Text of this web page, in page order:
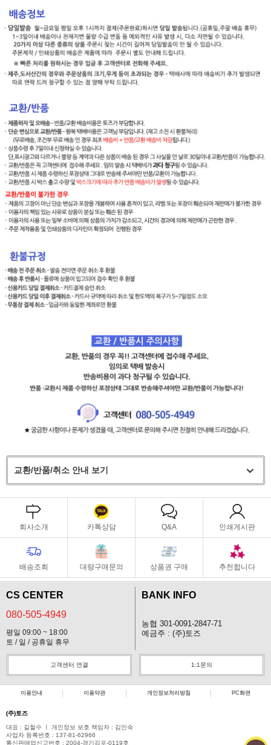
교환/반품/취소 안내 보기
회사소개 카톡상담 Q&A 인쇄게시판
배송조회 대량구매문의 상품권 구매 추천합니다
CS CENTER
080-505-4949
평일 09:00 ~ 18:00
토 / 일 / 공휴일 휴무
BANK INFO
농협 301-0091-2847-71
예금주 : (주)토즈
고객센터 연결 1:1문의
이용안내 이용약관 개인정보처리방침 PC화면
(주)토즈
대표 : 길철수 ㅣ 개인정보 보호 책임자 : 김인숙
사업자 등록번호 : 137-81-62966
통신판매업신고번호 : 2004-경기김포-0119호